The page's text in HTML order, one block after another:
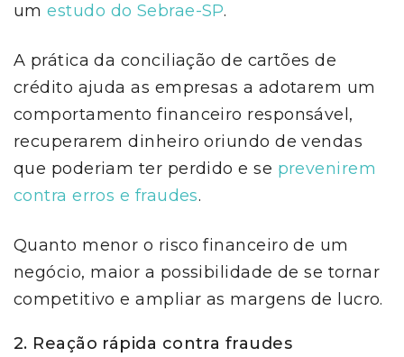
umestudo do Sebrae-SP.
A prática da conciliação de cartões de
crédito ajuda as empresas a adotarem um
comportamento financeiro responsável,
recuperarem dinheiro oriundo de vendas
que poderiam ter perdido e se prevenirem
contra erros e fraudes.
Quanto menor o risco financeiro de um
negócio, maior a possibilidade de se tornar
competitivo e ampliar as margens de lucro.
2. Reação rápida contra fraudes